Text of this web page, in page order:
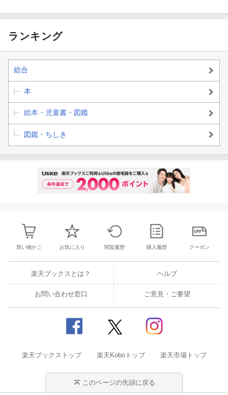
ランキング
総合
本
絵本・児童書・図鑑
図鑑・ちしき
買い物かご お気に入り 閲覧履歴 購入履歴 クーポン
楽天ブックスとは？ ヘルプ
お問い合わせ窓口 ご意見・ご要望
楽天ブックストップ 楽天Koboトップ 楽天市場トップ
このページの先頭に戻る